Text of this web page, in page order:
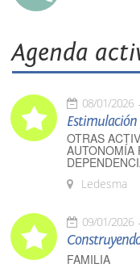
Agenda
08/01/2026
OTRAS
AUTONOMÍA
Ledesma
09/01/2026
FAMILIA